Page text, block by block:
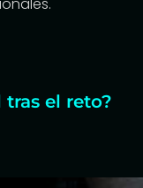
el reto?